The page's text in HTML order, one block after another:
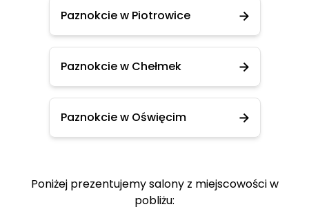
Paznokcie w Piotrowice
Paznokcie w Chełmek
Paznokcie w Oświęcim
Poniżej prezentujemy salony z miejscowości w
pobliżu: